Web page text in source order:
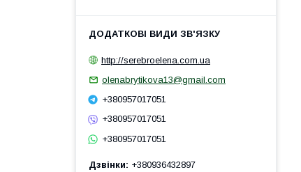
http://serebroelena.com.ua
olenabrytikova13@gmail.com
+380957017051
+380957017051
+380957017051
Дзвінки
+380936432897